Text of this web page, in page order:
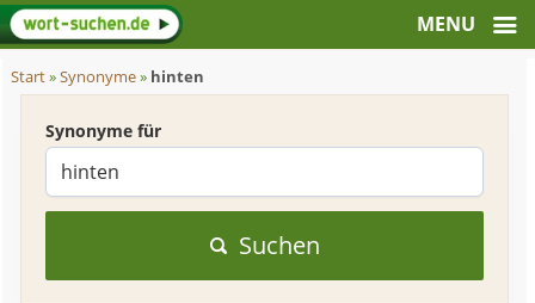
Start»Synonyme» hinten
Synonyme für
Suchen